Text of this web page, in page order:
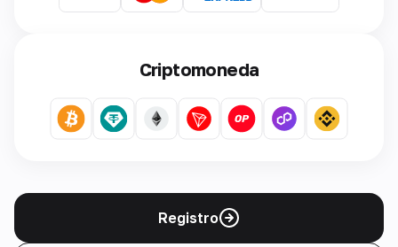
Criptomoneda
Registro